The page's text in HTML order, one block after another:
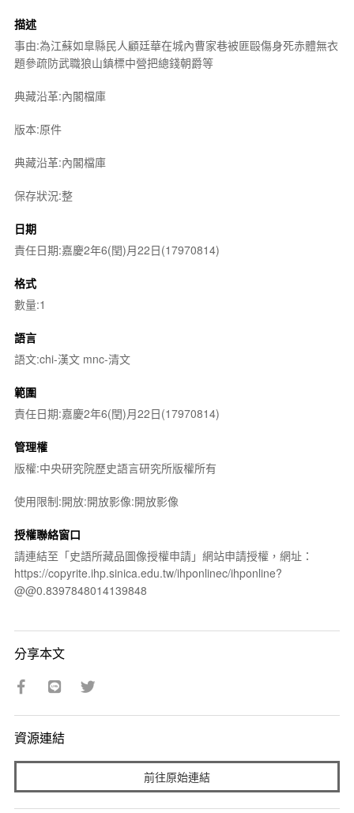
描述
事由:為江蘇如臯縣民人顧廷華在城內曹家巷被匪毆傷身死赤體無衣
題參疏防武職狼山鎮標中營把總錢朝爵等
典藏沿革:內閣檔庫
版本:原件
典藏沿革:內閣檔庫
保存狀況:整
日期
責任日期:嘉慶2年6(閏)月22日(17970814)
格式
數量:1
語言
語文:chi-漢文 mnc-清文
範圍
責任日期:嘉慶2年6(閏)月22日(17970814)
管理權
版權:中央研究院歷史語言研究所版權所有
使用限制:開放:開放影像:開放影像
授權聯絡窗口
請連結至「史語所藏品圖像授權申請」網站申請授權，網址：
https://copyrite.ihp.sinica.edu.tw/ihponlinec/ihponline?
@@0.8397848014139848
分享本文
資源連結
前往原始連結